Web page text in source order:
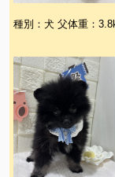
種別：犬 父体重：